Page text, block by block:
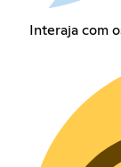
Interaja com